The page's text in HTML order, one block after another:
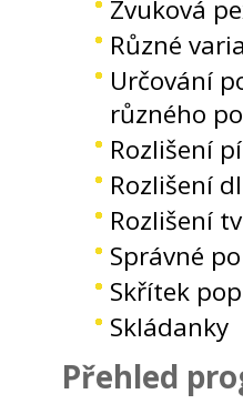
Zvuková
Různé
Určování
různého
Rozlišení
Rozlišení
Rozlišení
Správné
Skřítek
Skládanky
Přehled